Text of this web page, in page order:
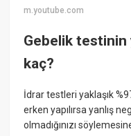
m.youtube.com
Gebelik testinin
kaç?
İdrar testleri yaklaşık
erken yapılırsa yanlış
olmadığınızı